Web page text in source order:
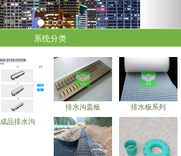
系统分类
成品排水沟
排水沟盖板 排水板系列